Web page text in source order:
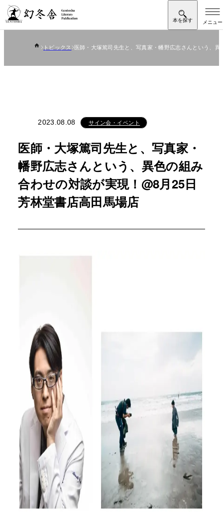
トピックス 医師・大塚篤司先生と、写真家・幡野広志さんという、
2023.08.08 サイン会・イベント
医師・大塚篤司先生と、写真家・
幡野広志さんという、異色の組み
合わせの対談が実現！@8月25日
芳林堂書店高田馬場店